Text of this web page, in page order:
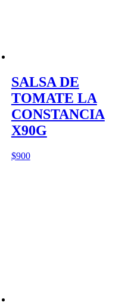
SALSA DE
TOMATE LA
CONSTANCIA
X90G
$900